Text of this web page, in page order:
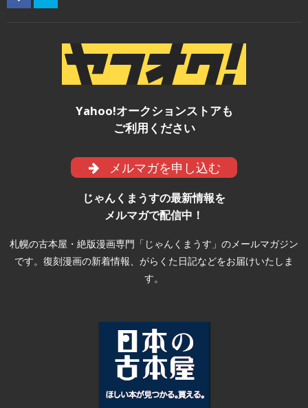
Yahoo!オークションストアも
ご利用ください
メルマガを申し込む
じゃんくまうすの最新情報を
メルマガで配信中！
札幌の古本屋・絶版漫画専門「じゃんくまうす」のメールマガジン
です。復刻漫画の新着情報、がらくた日記などをお届けいたしま
す。